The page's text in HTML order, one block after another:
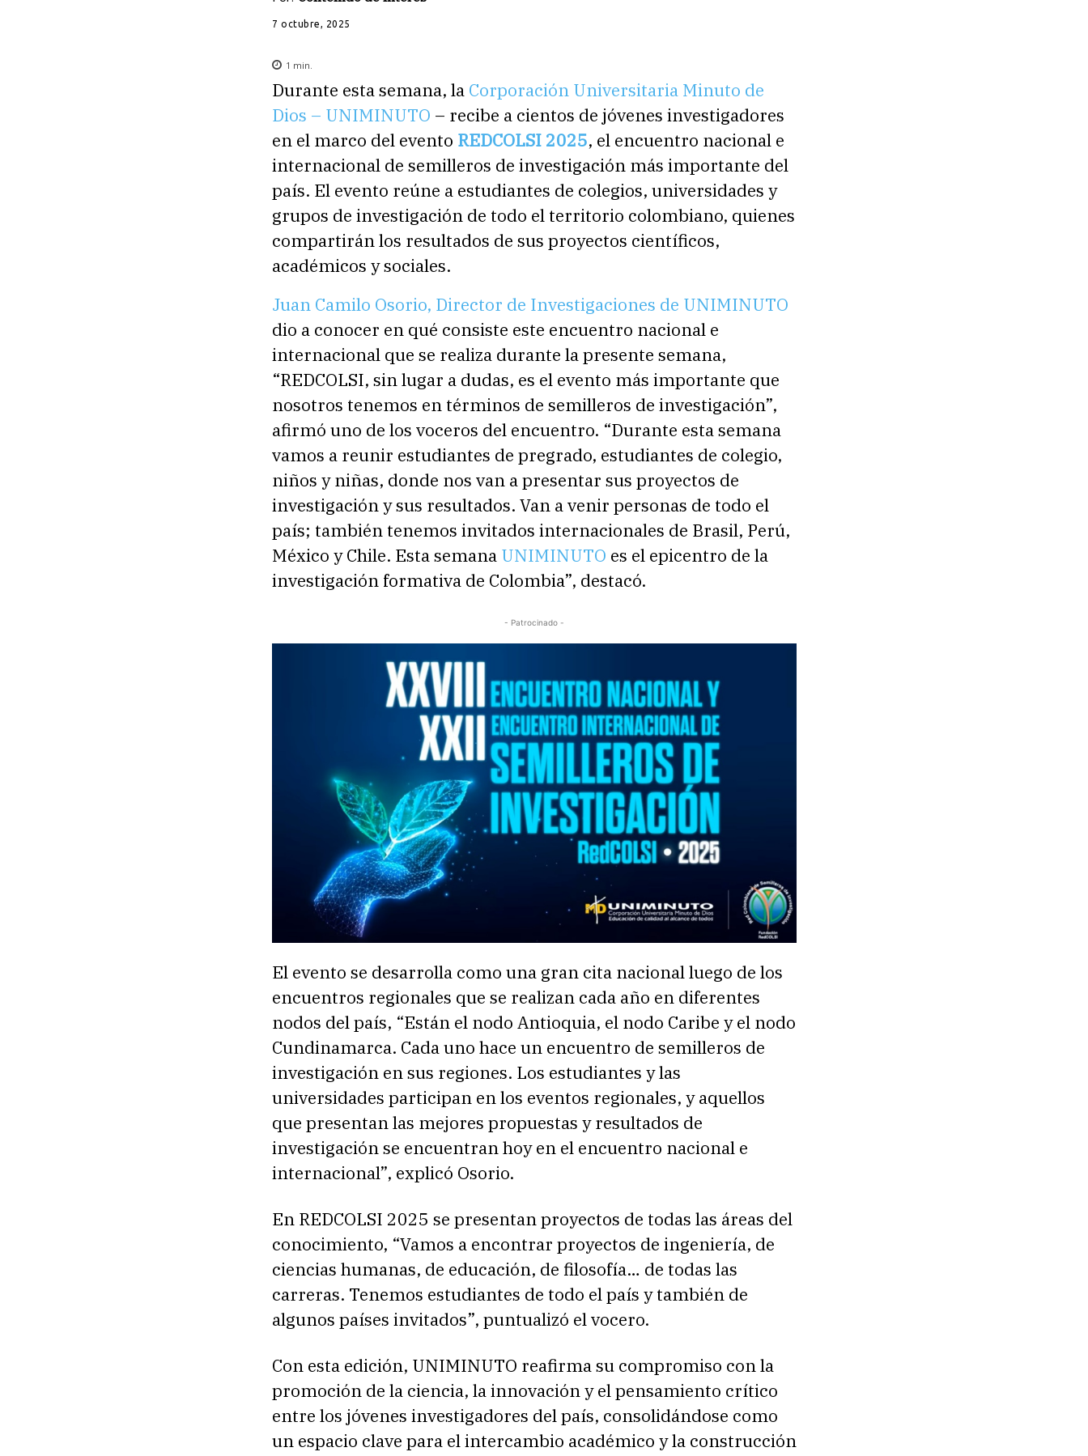
7 octubre, 2025
1 min.
Durante esta semana, la Corporación Universitaria Minuto de
Dios – UNIMINUTO – recibe a cientos de jóvenes investigadores
en el marco del evento REDCOLSI 2025, el encuentro nacional e
internacional de semilleros de investigación más importante del
país. El evento reúne a estudiantes de colegios, universidades y
grupos de investigación de todo el territorio colombiano, quienes
compartirán los resultados de sus proyectos científicos,
académicos y sociales.
Juan Camilo Osorio, Director de Investigaciones de UNIMINUTO
dio a conocer en qué consiste este encuentro nacional e
internacional que se realiza durante la presente semana,
“REDCOLSI, sin lugar a dudas, es el evento más importante que
nosotros tenemos en términos de semilleros de investigación”,
afirmó uno de los voceros del encuentro. “Durante esta semana
vamos a reunir estudiantes de pregrado, estudiantes de colegio,
niños y niñas, donde nos van a presentar sus proyectos de
investigación y sus resultados. Van a venir personas de todo el
país; también tenemos invitados internacionales de Brasil, Perú,
México y Chile. Esta semana UNIMINUTO es el epicentro de la
investigación formativa de Colombia”, destacó.
- Patrocinado -
El evento se desarrolla como una gran cita nacional luego de los
encuentros regionales que se realizan cada año en diferentes
nodos del país, “Están el nodo Antioquia, el nodo Caribe y el nodo
Cundinamarca. Cada uno hace un encuentro de semilleros de
investigación en sus regiones. Los estudiantes y las
universidades participan en los eventos regionales, y aquellos
que presentan las mejores propuestas y resultados de
investigación se encuentran hoy en el encuentro nacional e
internacional”, explicó Osorio.
En REDCOLSI 2025 se presentan proyectos de todas las áreas del
conocimiento, “Vamos a encontrar proyectos de ingeniería, de
ciencias humanas, de educación, de filosofía… de todas las
carreras. Tenemos estudiantes de todo el país y también de
algunos países invitados”, puntualizó el vocero.
Con esta edición, UNIMINUTO reafirma su compromiso con la
promoción de la ciencia, la innovación y el pensamiento crítico
entre los jóvenes investigadores del país, consolidándose como
un espacio clave para el intercambio académico y la construcción